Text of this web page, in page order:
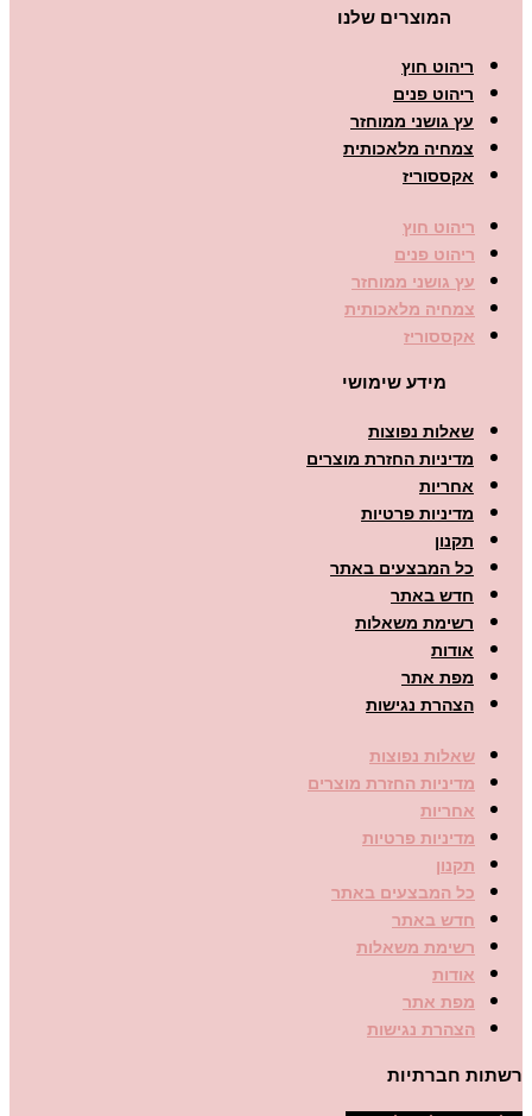
המוצרים שלנו
ריהוט חוץ
ריהוט פנים
עץ גושני ממוחזר
צמחיה מלאכותית
אקססוריז
ריהוט חוץ
ריהוט פנים
עץ גושני ממוחזר
צמחיה מלאכותית
אקססוריז
מידע שימושי
שאלות נפוצות
מדיניות החזרת מוצרים
אחריות
מדיניות פרטיות
תקנון
כל המבצעים באתר
חדש באתר
רשימת משאלות
אודות
מפת אתר
הצהרת נגישות
שאלות נפוצות
מדיניות החזרת מוצרים
אחריות
מדיניות פרטיות
תקנון
כל המבצעים באתר
חדש באתר
רשימת משאלות
אודות
מפת אתר
הצהרת נגישות
רשתות חברתיות